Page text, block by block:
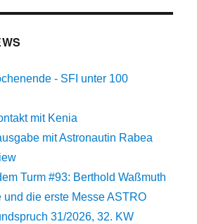
- SFI unter 100
mit Kenia
mit Astronautin Rabea
Turm #93: Berthold Waßmuth
und die erste Messe ASTRO
31/2026, 32. KW